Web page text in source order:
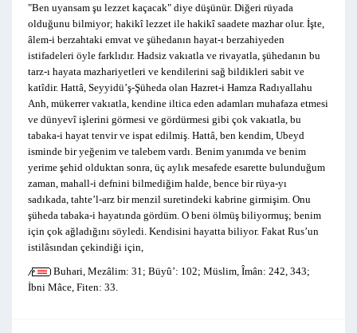
"Ben uyansam şu lezzet kaçacak" diye düşünür. Diğeri rüyada
olduğunu bilmiyor; hakikî lezzet ile hakikî saadete mazhar olur. İşte,
âlem-i berzahtaki emvat ve şühedanın hayat-ı berzahiyeden
istifadeleri öyle farklıdır. Hadsiz vakıatla ve rivayatla, şühedanın bu
tarz-ı hayata mazhariyetleri ve kendilerini sağ bildikleri sabit ve
katîdir. Hattâ, Seyyidü’ş-Şüheda olan Hazret-i Hamza Radıyallahu
Anh, mükerrer vakıatla, kendine iltica eden adamları muhafaza etmesi
ve dünyevî işlerini görmesi ve gördürmesi gibi çok vakıatla, bu
tabaka-i hayat tenvir ve ispat edilmiş. Hattâ, ben kendim, Ubeyd
isminde bir yeğenim ve talebem vardı. Benim yanımda ve benim
yerime şehid olduktan sonra, üç aylık mesafede esarette bulunduğum
zaman, mahall-i defnini bilmediğim halde, bence bir rüya-yı
sadıkada, tahte’l-arz bir menzil suretindeki kabrine girmişim. Onu
şüheda tabaka-i hayatında gördüm. O beni ölmüş biliyormuş; benim
için çok ağladığını söyledi. Kendisini hayatta biliyor. Fakat Rus’un
istilâsından çekindiği için,
Buhari, Mezâlim: 31; Büyû’: 102; Müslim, Îmân: 242, 343;
İbni Mâce, Fiten: 33.